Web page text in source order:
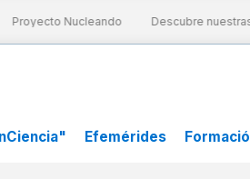
Proyecto Nucleando Descubre nuestras
Efemérides